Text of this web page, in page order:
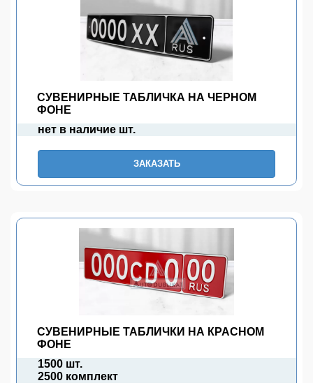
СУВЕНИРНЫЕ ТАБЛИЧКА НА ЧЕРНОМ
ФОНЕ
нет в наличие шт.
ЗАКАЗАТЬ
СУВЕНИРНЫЕ ТАБЛИЧКИ НА КРАСНОМ
ФОНЕ
1500 шт.
2500 комплект